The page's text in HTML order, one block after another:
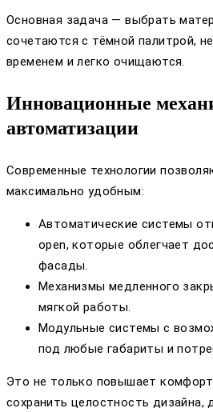
Основная задача — выбрать
сочетаются с тёмной палитрой,
временем и легко очищаются.
Инновационные
автоматизации
Современные технологии
максимально удобным:
Автоматические системы
open, которые облегчает
фасады.
Механизмы медленного
мягкой работы.
Модульные системы с
под любые габариты и
Это не только повышает
сохранить целостность дизайна,